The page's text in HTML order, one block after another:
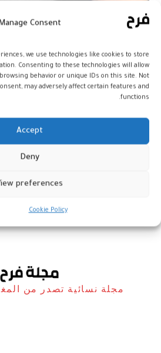
Consent
we use technologies like cookies to store
Consenting to these technologies will allow
behavior or unique IDs on this site. Not
may adversely affect certain features and
functions.
Accept
Deny
preferences
Cookie Policy
مولاي الطاهر
مجلة نسائية تصدر من